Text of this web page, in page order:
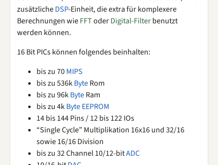
zusätzlicheDSP-Einheit, die extra für komplexere
Berechnungen wieFFToderDigital-Filterbenutzt
werden können.
16 Bit PICs können folgendes beinhalten:
bis zu 70MIPS
bis zu 536kByteRom
bis zu 96kByteRam
bis zu 4kByteEEPROM
14 bis 144 Pins / 12 bis 122 IOs
“Single Cycle” Multiplikation 16x16 und 32/16
sowie 16/16 Division
bis zu 32 Channel 10/12-bitADC